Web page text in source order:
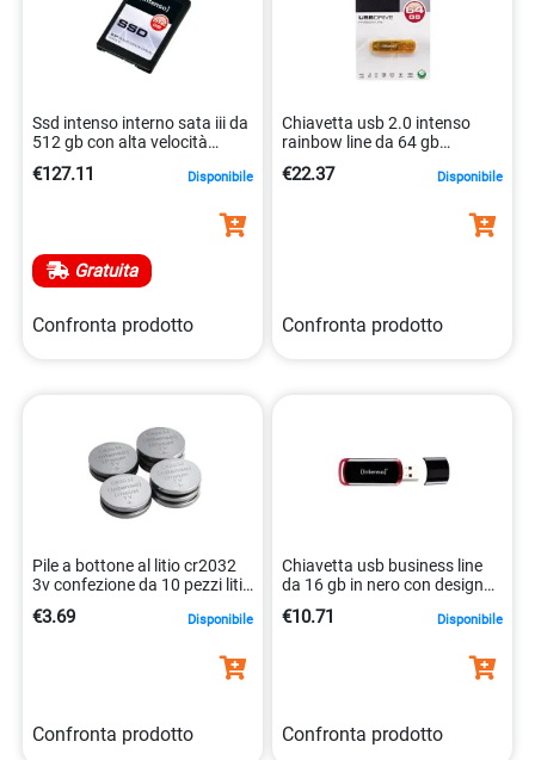
Ssd intenso interno sata iii da
512 gb con alta velocità
€127.11 Disponibile
Gratuita
Confronta prodotto
Chiavetta usb 2.0 intenso
rainbow line da 64 gb
€22.37 Disponibile
Confronta prodotto
Pile a bottone al litio cr2032
3v confezione da 10 pezzi litio
€3.69 Disponibile
Confronta prodotto
Chiavetta usb business line
da 16 gb in nero con design
€10.71 Disponibile
Confronta prodotto